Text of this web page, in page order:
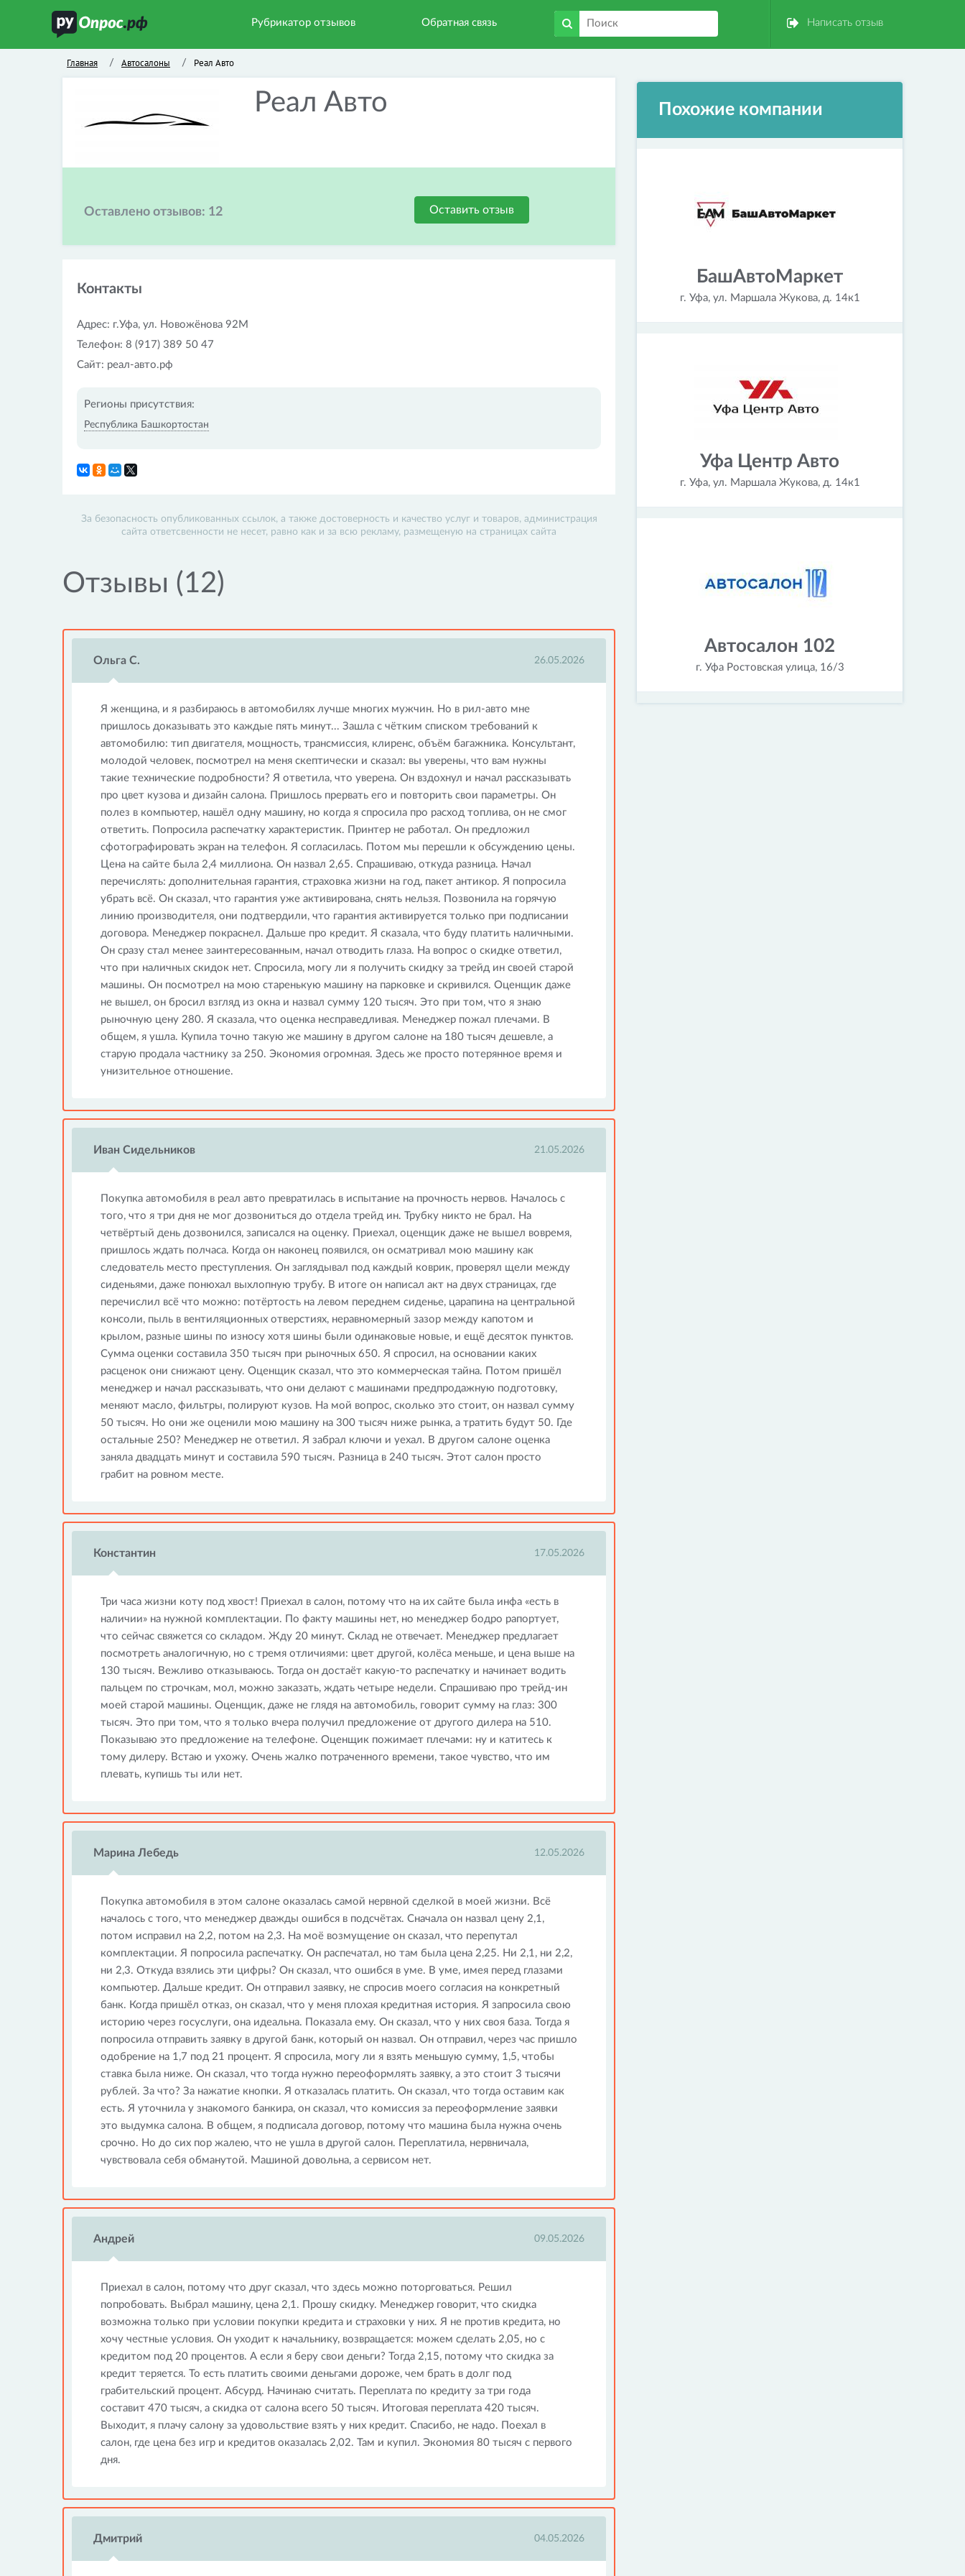
Рубрикатор отзывов Обратная связь Написать отзыв
Главная / Автосалоны / Реал Авто
Реал Авто
Оставлено отзывов: 12 Оставить отзыв
Контакты
Адрес: г.Уфа, ул. Новожёнова 92М
Телефон: 8 (917) 389 50 47
Сайт: реал-авто.рф
Регионы присутствия:
Республика Башкортостан
За безопасность опубликованных ссылок, а также достоверность и качество услуг и товаров, администрация
сайта ответсвенности не несет, равно как и за всю рекламу, размещеную на страницах сайта
Отзывы (12)
Ольга С. 26.05.2026
Я женщина, и я разбираюсь в автомобилях лучше многих мужчин. Но в рил-авто мне
пришлось доказывать это каждые пять минут... Зашла с чётким списком требований к
автомобилю: тип двигателя, мощность, трансмиссия, клиренс, объём багажника. Консультант,
молодой человек, посмотрел на меня скептически и сказал: вы уверены, что вам нужны
такие технические подробности? Я ответила, что уверена. Он вздохнул и начал рассказывать
про цвет кузова и дизайн салона. Пришлось прервать его и повторить свои параметры. Он
полез в компьютер, нашёл одну машину, но когда я спросила про расход топлива, он не смог
ответить. Попросила распечатку характеристик. Принтер не работал. Он предложил
сфотографировать экран на телефон. Я согласилась. Потом мы перешли к обсуждению цены.
Цена на сайте была 2,4 миллиона. Он назвал 2,65. Спрашиваю, откуда разница. Начал
перечислять: дополнительная гарантия, страховка жизни на год, пакет антикор. Я попросила
убрать всё. Он сказал, что гарантия уже активирована, снять нельзя. Позвонила на горячую
линию производителя, они подтвердили, что гарантия активируется только при подписании
договора. Менеджер покраснел. Дальше про кредит. Я сказала, что буду платить наличными.
Он сразу стал менее заинтересованным, начал отводить глаза. На вопрос о скидке ответил,
что при наличных скидок нет. Спросила, могу ли я получить скидку за трейд ин своей старой
машины. Он посмотрел на мою старенькую машину на парковке и скривился. Оценщик даже
не вышел, он бросил взгляд из окна и назвал сумму 120 тысяч. Это при том, что я знаю
рыночную цену 280. Я сказала, что оценка несправедливая. Менеджер пожал плечами. В
общем, я ушла. Купила точно такую же машину в другом салоне на 180 тысяч дешевле, а
старую продала частнику за 250. Экономия огромная. Здесь же просто потерянное время и
унизительное отношение.
Иван Сидельников 21.05.2026
Покупка автомобиля в реал авто превратилась в испытание на прочность нервов. Началось с
того, что я три дня не мог дозвониться до отдела трейд ин. Трубку никто не брал. На
четвёртый день дозвонился, записался на оценку. Приехал, оценщик даже не вышел вовремя,
пришлось ждать полчаса. Когда он наконец появился, он осматривал мою машину как
следователь место преступления. Он заглядывал под каждый коврик, проверял щели между
сиденьями, даже понюхал выхлопную трубу. В итоге он написал акт на двух страницах, где
перечислил всё что можно: потёртость на левом переднем сиденье, царапина на центральной
консоли, пыль в вентиляционных отверстиях, неравномерный зазор между капотом и
крылом, разные шины по износу хотя шины были одинаковые новые, и ещё десяток пунктов.
Сумма оценки составила 350 тысяч при рыночных 650. Я спросил, на основании каких
расценок они снижают цену. Оценщик сказал, что это коммерческая тайна. Потом пришёл
менеджер и начал рассказывать, что они делают с машинами предпродажную подготовку,
меняют масло, фильтры, полируют кузов. На мой вопрос, сколько это стоит, он назвал сумму
50 тысяч. Но они же оценили мою машину на 300 тысяч ниже рынка, а тратить будут 50. Где
остальные 250? Менеджер не ответил. Я забрал ключи и уехал. В другом салоне оценка
заняла двадцать минут и составила 590 тысяч. Разница в 240 тысяч. Этот салон просто
грабит на ровном месте.
Константин 17.05.2026
Три часа жизни коту под хвост! Приехал в салон, потому что на их сайте была инфа «есть в
наличии» на нужной комплектации. По факту машины нет, но менеджер бодро рапортует,
что сейчас свяжется со складом. Жду 20 минут. Склад не отвечает. Менеджер предлагает
посмотреть аналогичную, но с тремя отличиями: цвет другой, колёса меньше, и цена выше на
130 тысяч. Вежливо отказываюсь. Тогда он достаёт какую-то распечатку и начинает водить
пальцем по строчкам, мол, можно заказать, ждать четыре недели. Спрашиваю про трейд-ин
моей старой машины. Оценщик, даже не глядя на автомобиль, говорит сумму на глаз: 300
тысяч. Это при том, что я только вчера получил предложение от другого дилера на 510.
Показываю это предложение на телефоне. Оценщик пожимает плечами: ну и катитесь к
тому дилеру. Встаю и ухожу. Очень жалко потраченного времени, такое чувство, что им
плевать, купишь ты или нет.
Марина Лебедь 12.05.2026
Покупка автомобиля в этом салоне оказалась самой нервной сделкой в моей жизни. Всё
началось с того, что менеджер дважды ошибся в подсчётах. Сначала он назвал цену 2,1,
потом исправил на 2,2, потом на 2,3. На моё возмущение он сказал, что перепутал
комплектации. Я попросила распечатку. Он распечатал, но там была цена 2,25. Ни 2,1, ни 2,2,
ни 2,3. Откуда взялись эти цифры? Он сказал, что ошибся в уме. В уме, имея перед глазами
компьютер. Дальше кредит. Он отправил заявку, не спросив моего согласия на конкретный
банк. Когда пришёл отказ, он сказал, что у меня плохая кредитная история. Я запросила свою
историю через госуслуги, она идеальна. Показала ему. Он сказал, что у них своя база. Тогда я
попросила отправить заявку в другой банк, который он назвал. Он отправил, через час пришло
одобрение на 1,7 под 21 процент. Я спросила, могу ли я взять меньшую сумму, 1,5, чтобы
ставка была ниже. Он сказал, что тогда нужно переоформлять заявку, а это стоит 3 тысячи
рублей. За что? За нажатие кнопки. Я отказалась платить. Он сказал, что тогда оставим как
есть. Я уточнила у знакомого банкира, он сказал, что комиссия за переоформление заявки
это выдумка салона. В общем, я подписала договор, потому что машина была нужна очень
срочно. Но до сих пор жалею, что не ушла в другой салон. Переплатила, нервничала,
чувствовала себя обманутой. Машиной довольна, а сервисом нет.
Андрей 09.05.2026
Приехал в салон, потому что друг сказал, что здесь можно поторговаться. Решил
попробовать. Выбрал машину, цена 2,1. Прошу скидку. Менеджер говорит, что скидка
возможна только при условии покупки кредита и страховки у них. Я не против кредита, но
хочу честные условия. Он уходит к начальнику, возвращается: можем сделать 2,05, но с
кредитом под 20 процентов. А если я беру свои деньги? Тогда 2,15, потому что скидка за
кредит теряется. То есть платить своими деньгами дороже, чем брать в долг под
грабительский процент. Абсурд. Начинаю считать. Переплата по кредиту за три года
составит 470 тысяч, а скидка от салона всего 50 тысяч. Итоговая переплата 420 тысяч.
Выходит, я плачу салону за удовольствие взять у них кредит. Спасибо, не надо. Поехал в
салон, где цена без игр и кредитов оказалась 2,02. Там и купил. Экономия 80 тысяч с первого
дня.
Дмитрий 04.05.2026
Похожие компании
БашАвтоМаркет
г. Уфа, ул. Маршала Жукова, д. 14к1
Уфа Центр Авто
г. Уфа, ул. Маршала Жукова, д. 14к1
Автосалон 102
г. Уфа Ростовская улица, 16/3